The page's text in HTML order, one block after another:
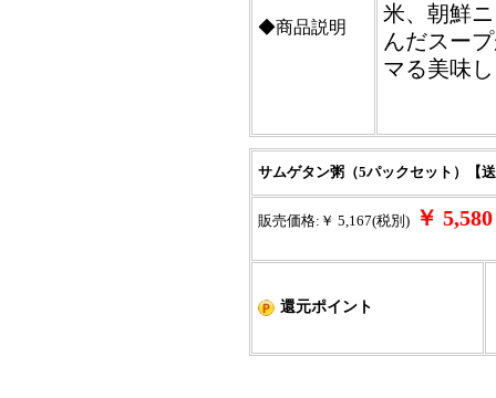
◆商品説明
米、朝鮮
んだスー
マる美味
サムゲタン粥（5パックセット）【
販売価格:￥ 5,167(税別) ￥
還元ポイント